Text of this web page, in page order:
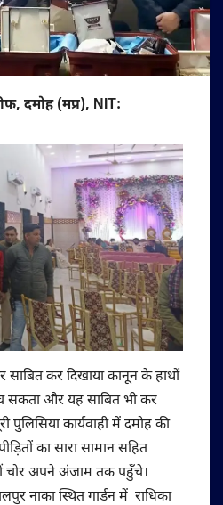
दमोह (मप्र), NIT:
कर दिखाया कानून के हाथों
सकता और यह साबित भी कर
पुलिसिया कार्यवाही में दमोह की
का सारा सामान सहित
चोर अपने अंजाम तक पहुँचे।
नाका स्थित गार्डन में राधिका